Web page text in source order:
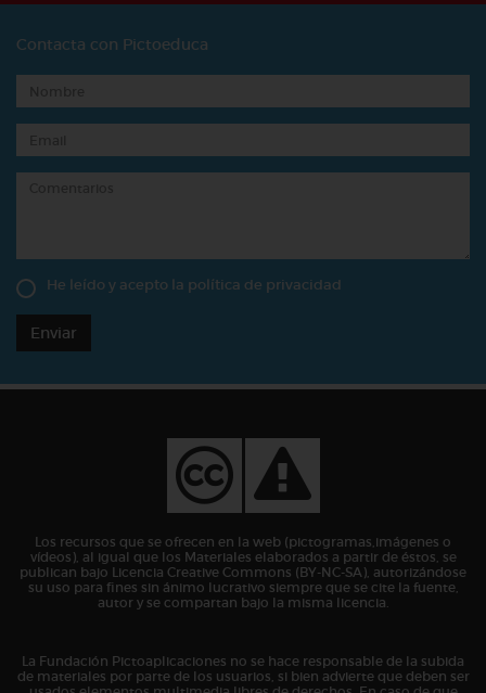
Contacta con Pictoeduca
He leído y acepto la política de privacidad
Enviar
Los recursos que se ofrecen en la web (pictogramas,imágenes o
vídeos), al igual que los Materiales elaborados a partir de éstos, se
publican bajo Licencia Creative Commons (BY-NC-SA), autorizándose
su uso para fines sin ánimo lucrativo siempre que se cite la fuente,
autor y se compartan bajo la misma licencia.
La Fundación Pictoaplicaciones no se hace responsable de la subida
de materiales por parte de los usuarios, si bien advierte que deben ser